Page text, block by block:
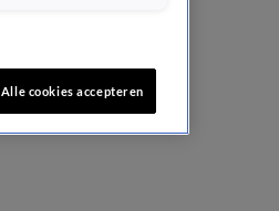
Alle cookies accepteren